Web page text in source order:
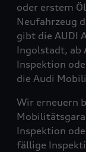
oder erstem
Neufahrzeug
gibt die AUDI
Ingolstadt, ab
Inspektion
die Audi
Wir erneuern
Inspektion
fällige